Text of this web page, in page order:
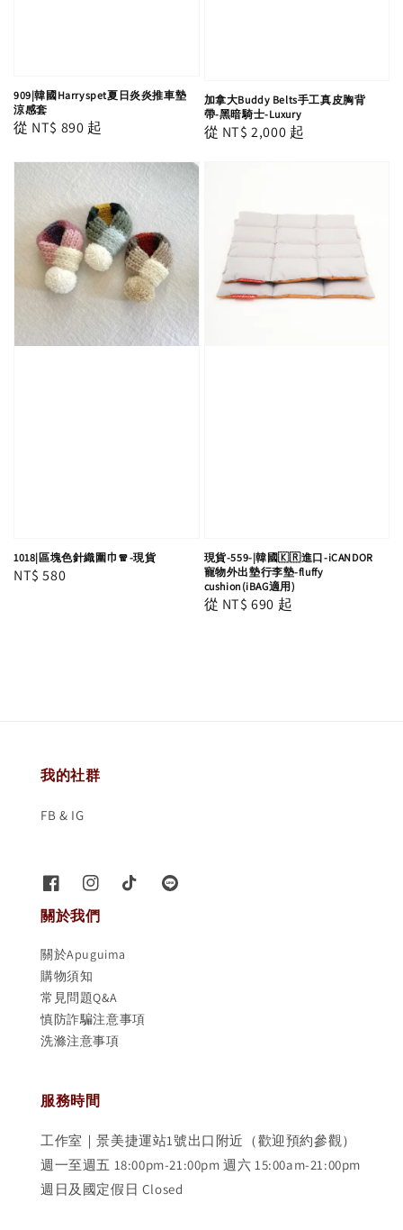
909|韓國Harryspet夏日炎炎推車墊
涼感套
Regular
從 NT$ 890 起
加拿大Buddy Belts手工真皮胸背
帶-黑暗騎士-Luxury
Regular
從 NT$ 2,000 起
1018|區塊色針織圍巾🧣-現貨
Regular
NT$ 580
現貨-559-|韓國🇰🇷進口-iCANDOR
寵物外出墊行李墊-fluffy
cushion(iBAG適用)
Regular
從 NT$ 690 起
我的社群
FB & IG
關於我們
關於Apuguima
購物須知
常見問題Q&A
慎防詐騙注意事項
洗滌注意事項
服務時間
工作室｜景美捷運站1號出口附近（歡迎預約參觀）
週一至週五 18:00pm-21:00pm 週六 15:00am-21:00pm
週日及國定假日 Closed